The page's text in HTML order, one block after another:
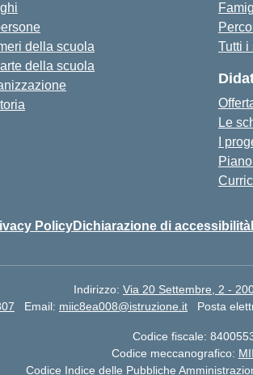
della scuola
della scuola
Tutti i
Le
I
PolicyDichiarazione di accessibilità
Indirizzo: Via 20 Settembre, 2 -
Email: miic8ea008@istruzione.it Posta
Codice fiscale:
Codice meccanografico:
Codice Indice delle Pubbliche